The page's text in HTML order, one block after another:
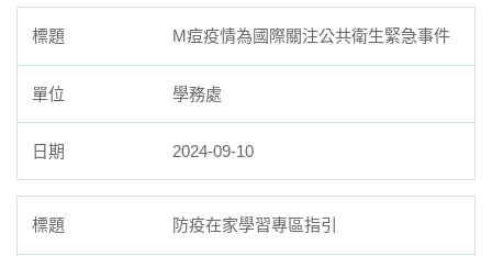
M痘疫情為國際關注公共衛生緊急事件
學務處
2024-09-10
防疫在家學習專區指引